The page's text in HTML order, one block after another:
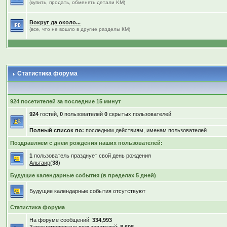
(купить, продать, обменять детали KM)
Вокруг да около...
(все, что не вошло в другие разделы КМ)
Статистика форума
924 посетителей за последние 15 минут
924 гостей,0 пользователей0 скрытых пользователей
Полный список по: последним действиям ,именам пользователей
Поздравляем с днем рождения наших пользователей:
1 пользователь празднует свой день рождения
Альтаир(38)
Будущие календарные события (в пределах 5 дней)
Будущие календарные события отсутствуют
Статистика форума
На форуме сообщений:334,993